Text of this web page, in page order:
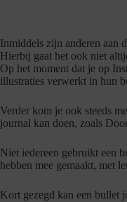
Inmiddels zijn anderen aan
Hierbij gaat het ook niet
Op het moment dat je op
illustraties verwerkt in hun
Verder kom je ook steeds
journal kan doen, zoals
Niet iedereen gebruikt een
hebben mee gemaakt, met
Kort gezegd kan een bullet